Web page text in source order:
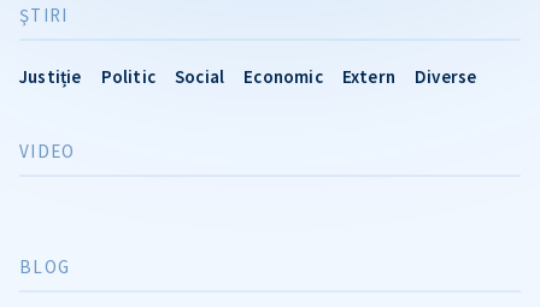
ŞTIRI
Justiție Politic Social Economic Extern Diverse
VIDEO
BLOG